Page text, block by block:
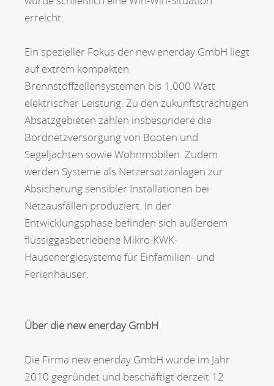
erreicht.
Ein spezieller Fokus der new enerday GmbH liegt
auf extrem kompakten
Brennstoffzellensystemen bis 1.000 Watt
elektrischer Leistung. Zu den zukunftsträchtigen
Absatzgebieten zählen insbesondere die
Bordnetzversorgung von Booten und
Segeljachten sowie Wohnmobilen. Zudem
werden Systeme als Netzersatzanlagen zur
Absicherung sensibler Installationen bei
Netzausfällen produziert. In der
Entwicklungsphase befinden sich außerdem
flüssiggasbetriebene Mikro-KWK-
Hausenergiesysteme für Einfamilien- und
Ferienhäuser.
Über die new enerday GmbH
Die Firma new enerday GmbH wurde im Jahr
2010 gegründet und beschäftigt derzeit 12